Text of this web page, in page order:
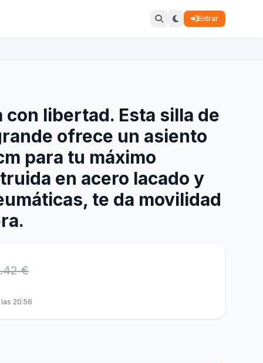
Entrar
con libertad. Esta silla de
ofrece un asiento
para tu máximo
en acero lacado y
te da movilidad
€
20:56